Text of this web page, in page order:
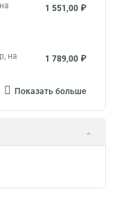
1 551,00 ₽
на
1 789,00 ₽
Показать больше